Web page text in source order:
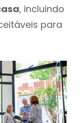
, incluindo
para